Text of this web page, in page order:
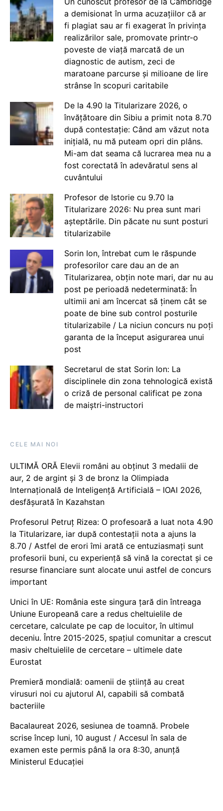
a demisionat în urma acuzațiilor că ar
fi plagiat sau ar fi exagerat în privința
realizărilor sale, promovate printr-o
poveste de viață marcată de un
diagnostic de autism, zeci de
maratoane parcurse și milioane de lire
strânse în scopuri caritabile
De la 4.90 la Titularizare 2026, o
învățătoare din Sibiu a primit nota 8.70
după contestație: Când am văzut nota
inițială, nu mă puteam opri din plâns.
Mi-am dat seama că lucrarea mea nu a
fost corectată în adevăratul sens al
cuvântului
Profesor de Istorie cu 9.70 la
Titularizare 2026: Nu prea sunt mari
așteptările. Din păcate nu sunt posturi
titularizabile
Sorin Ion, întrebat cum le răspunde
profesorilor care dau an de an
Titularizarea, obțin note mari, dar nu au
post pe perioadă nedeterminată: În
ultimii ani am încercat să ținem cât se
poate de bine sub control posturile
titularizabile / La niciun concurs nu poți
garanta de la început asigurarea unui
post
Secretarul de stat Sorin Ion: La
disciplinele din zona tehnologică există
o criză de personal calificat pe zona
de maiștri-instructori
CELE MAI NOI
ULTIMĂ ORĂ Elevii români au obținut 3 medalii de
aur, 2 de argint și 3 de bronz la Olimpiada
Internațională de Inteligență Artificială – IOAI 2026,
desfășurată în Kazahstan
Profesorul Petruț Rizea: O profesoară a luat nota 4.90
la Titularizare, iar după contestații nota a ajuns la
8.70 / Astfel de erori îmi arată ce entuziasmați sunt
profesorii buni, cu experiență să vină la corectat și ce
resurse financiare sunt alocate unui astfel de concurs
important
Unici în UE: România este singura țară din întreaga
Uniune Europeană care a redus cheltuielile de
cercetare, calculate pe cap de locuitor, în ultimul
deceniu. Între 2015-2025, spațiul comunitar a crescut
masiv cheltuielile de cercetare – ultimele date
Eurostat
Premieră mondială: oamenii de știință au creat
virusuri noi cu ajutorul AI, capabili să combată
bacteriile
Bacalaureat 2026, sesiunea de toamnă. Probele
scrise încep luni, 10 august / Accesul în sala de
examen este permis până la ora 8:30, anunță
Ministerul Educației